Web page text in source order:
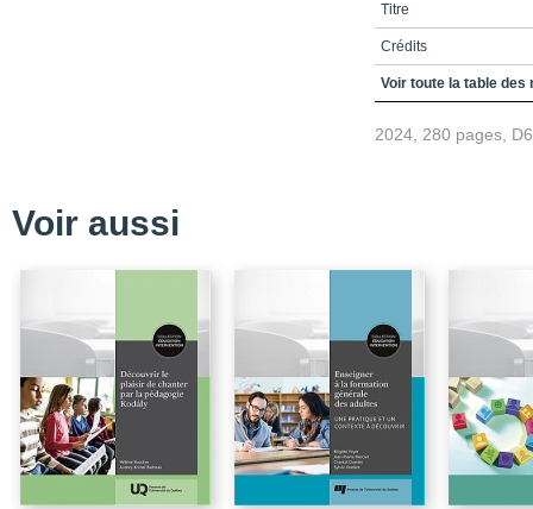
Titre
Crédits
Préface
Liste des sigles et
à son épanouissement
PARTIE 1 / Des
diversité en contextes
Chapitre 1 / La
historiques
Chapitre 2 / La prise
éducatives
Voir toute la table des
2024, 280 pages,
Voir aussi